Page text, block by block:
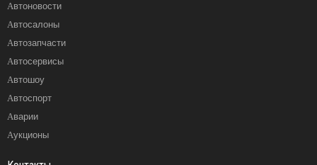
Автоновости
Автосалоны
Автозапчасти
Автосервисы
Автошоу
Автоспорт
Аварии
Аукционы